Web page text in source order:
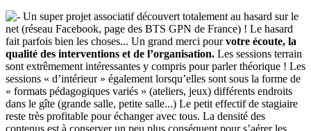
Un super projet associatif découvert totalement au hasard sur le
net (réseau Facebook, page des BTS GPN de France) ! Le hasard
fait parfois bien les choses... Un grand merci pourvotre écoute, la
qualité des interventions et de l’organisation. Les sessions terrain
sont extrêmement intéressantes y compris pour parler théorique ! Les
sessions « d’intérieur » également lorsqu’elles sont sous la forme de
« formats pédagogiques variés » (ateliers, jeux) différents endroits
dans le gîte (grande salle, petite salle...) Le petit effectif de stagiaire
reste très profitable pour échanger avec tous. La densité des